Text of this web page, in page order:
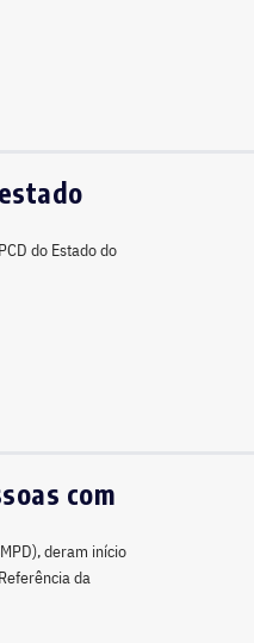
do Estado do
com
deram início
da